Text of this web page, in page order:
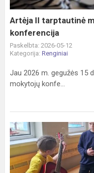
Artėja II tarptautinė
konferencija
Paskelbta: 2026-05-12
Kategorija: Renginiai
Jau 2026 m. gegužės 15
mokytojų konfe...
Diena,
kai
skamba
muzika